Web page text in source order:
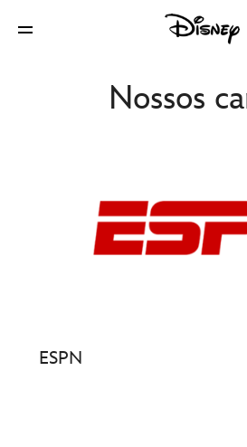
Nossos
ESPN